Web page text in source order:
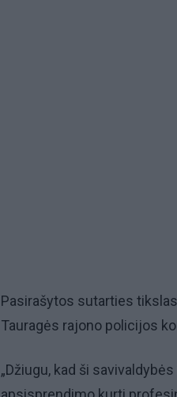
Pasirašytos sutarties
Tauragės rajono policijos
„Džiugu, kad ši